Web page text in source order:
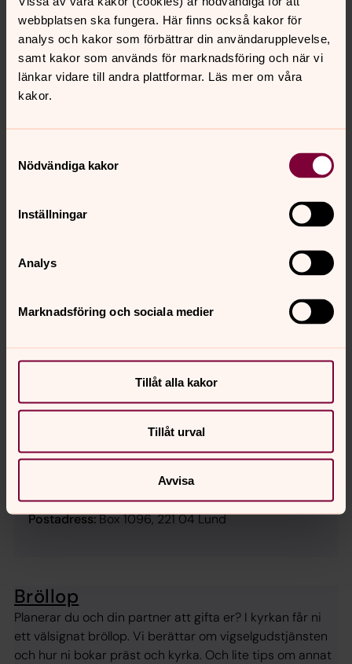
webbplatsen ska fungera. Här finns också kakor för
analys och kakor som förbättrar din användarupplevelse,
samt kakor som används för marknadsföring och när vi
länkar vidare till andra plattformar. Läs mer om våra
kakor.
Nödvändiga kakor
Inställningar
Analys
Marknadsföring och sociala medier
Tillåt alla kakor
Tillåt urval
Avvisa
Boka dop, vigsel och begravning
expedition. Här kan du också få hjälp med frågor
Öppet- och telefontid:vardagar kl. 9.00-15.00
(lunchstängt 11.30-12.30)
Telefon:046-71 88 88
Postadress:Box 1096, 221 04 Lund
Bröllop
Planerar du och din partner att gifta er? I kyrkan får ni
ett välsignat bröllop. Vi berättar om vigselgudstjänsten
och hur ni bokar präst och kyrka. Och lite tips om annat